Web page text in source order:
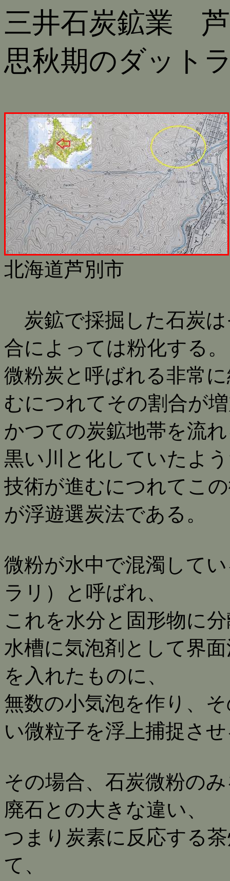
三井石炭鉱業
思秋期のダット
北海道芦別市
炭鉱で採掘した石炭
合によっては粉化する。
微粉炭と呼ばれる非常
むにつれてその割合が
かつての炭鉱地帯を流
黒い川と化していたよ
技術が進むにつれてこ
が浮遊選炭法である。
微粉が水中で混濁して
ラリ）と呼ばれ、
これを水分と固形物に
水槽に気泡剤として界
を入れたものに、
無数の小気泡を作り、
い微粒子を浮上捕捉さ
その場合、石炭微粉の
廃石との大きな違い、
つまり炭素に反応する
て、